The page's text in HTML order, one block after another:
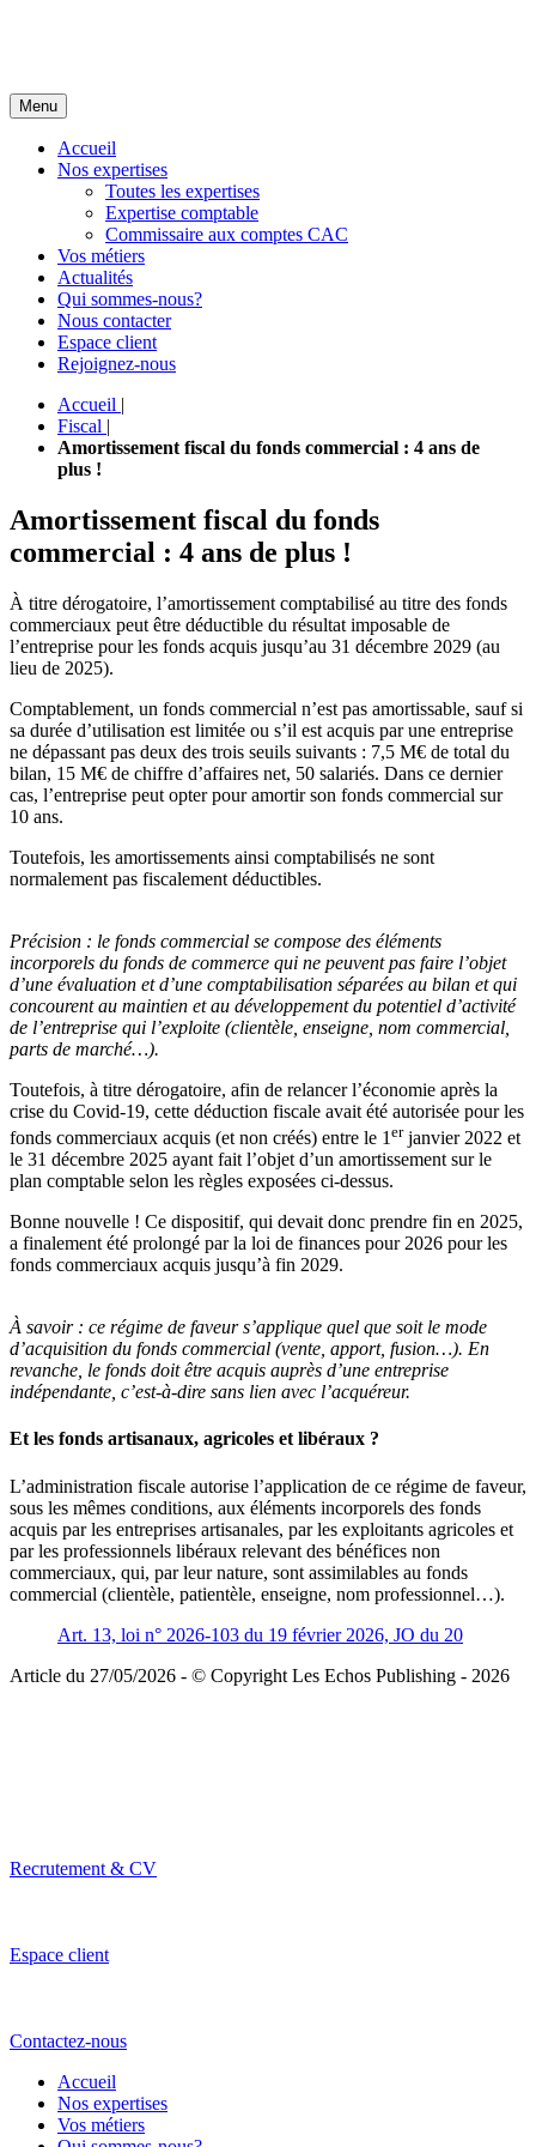
Menu
Accueil
Nos expertises
Toutes les expertises
Expertise comptable
Commissaire aux comptes CAC
Vos métiers
Actualités
Qui sommes-nous?
Nous contacter
Espace client
Rejoignez-nous
Accueil |
Fiscal |
Amortissement fiscal du fonds commercial : 4 ans de
plus !
Amortissement fiscal du fonds
commercial : 4 ans de plus !
À titre dérogatoire, l’amortissement comptabilisé au titre des fonds
commerciaux peut être déductible du résultat imposable de
l’entreprise pour les fonds acquis jusqu’au 31 décembre 2029 (au
lieu de 2025).
Comptablement, un fonds commercial n’est pas amortissable, sauf si
sa durée d’utilisation est limitée ou s’il est acquis par une entreprise
ne dépassant pas deux des trois seuils suivants : 7,5 M€ de total du
bilan, 15 M€ de chiffre d’affaires net, 50 salariés. Dans ce dernier
cas, l’entreprise peut opter pour amortir son fonds commercial sur
10 ans.
Toutefois, les amortissements ainsi comptabilisés ne sont
normalement pas fiscalement déductibles.
Précision : le fonds commercial se compose des éléments
incorporels du fonds de commerce qui ne peuvent pas faire l’objet
d’une évaluation et d’une comptabilisation séparées au bilan et qui
concourent au maintien et au développement du potentiel d’activité
de l’entreprise qui l’exploite (clientèle, enseigne, nom commercial,
parts de marché…).
Toutefois, à titre dérogatoire, afin de relancer l’économie après la
crise du Covid-19, cette déduction fiscale avait été autorisée pour les
fonds commerciaux acquis (et non créés) entre le 1 erjanvier 2022 et
le 31 décembre 2025 ayant fait l’objet d’un amortissement sur le
plan comptable selon les règles exposées ci-dessus.
Bonne nouvelle ! Ce dispositif, qui devait donc prendre fin en 2025,
a finalement été prolongé par la loi de finances pour 2026 pour les
fonds commerciaux acquis jusqu’à fin 2029.
À savoir : ce régime de faveur s’applique quel que soit le mode
d’acquisition du fonds commercial (vente, apport, fusion…). En
revanche, le fonds doit être acquis auprès d’une entreprise
indépendante, c’est-à-dire sans lien avec l’acquéreur.
Et les fonds artisanaux, agricoles et libéraux ?
L’administration fiscale autorise l’application de ce régime de faveur,
sous les mêmes conditions, aux éléments incorporels des fonds
acquis par les entreprises artisanales, par les exploitants agricoles et
par les professionnels libéraux relevant des bénéfices non
commerciaux, qui, par leur nature, sont assimilables au fonds
commercial (clientèle, patientèle, enseigne, nom professionnel…).
Art. 13, loi n° 2026-103 du 19 février 2026, JO du 20
Article du 27/05/2026 - © Copyright Les Echos Publishing - 2026
Recrutement & CV
Espace client
Contactez-nous
Accueil
Nos expertises
Vos métiers